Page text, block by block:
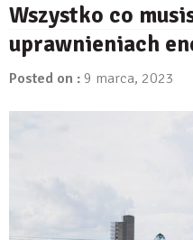
Wszystko co
uprawnieniach
Posted on : 9 marca, 2023